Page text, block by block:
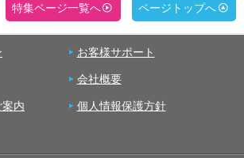
特集ページ一覧へ ページトップへ
お客様サポート
会社概要
内 個人情報保護方針